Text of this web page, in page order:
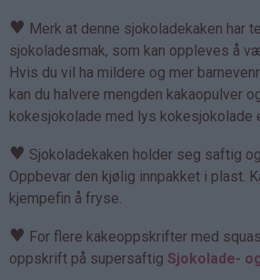
♥ Merk at denne sjokoladekaken har
sjokoladesmak, som kan oppleves å
Hvis du vil ha mildere og mer
kan du halvere mengden kakaopulver
kokesjokolade med lys kokesjokolade
♥ Sjokoladekaken holder seg saftig
Oppbevar den kjølig innpakket i plast.
kjempefin å fryse.
♥ For flere kakeoppskrifter med
oppskrift på supersaftig Sjokolade-